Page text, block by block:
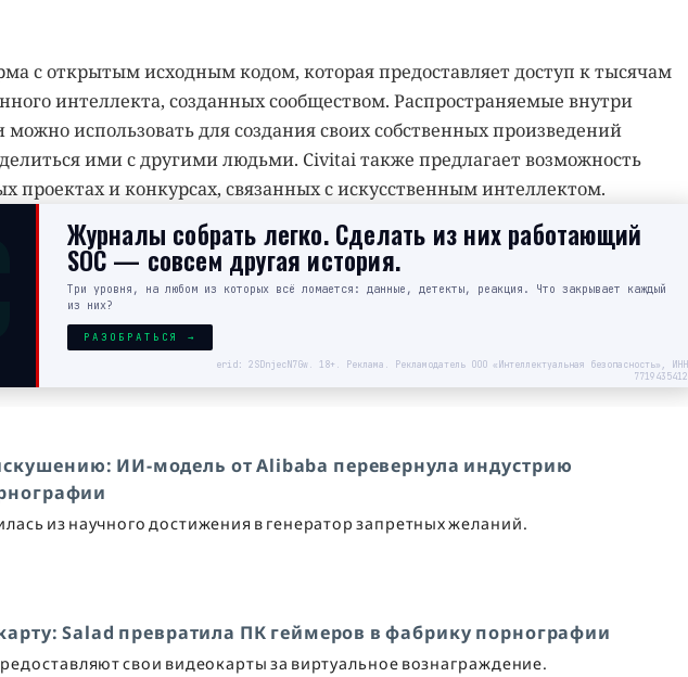
с открытым исходным кодом, которая предоставляет доступ к тысячам
интеллекта, созданных сообществом. Распространяемые внутри
использовать для создания своих собственных произведений
ими с другими людьми. Civitai также предлагает возможность
проектах и конкурсах, связанных с искусственным интеллектом.
Журналы собрать легко. Сделать из них работающий
SOC — совсем другая история.
Три уровня, на любом из которых всё ломается: данные, детекты, реакция. Что закрывает каждый
из них?
РАЗОБРАТЬСЯ →
erid: 2SDnjecN7Gw. 18+. Реклама. Рекламодатель ООО «Интеллектуальная безопасность», ИНН
7719435412
ИИ-модель от Alibaba перевернула индустрию
из научного достижения в генератор запретных желаний.
Salad превратила ПК геймеров в фабрику порнографии
свои видеокарты за виртуальное вознаграждение.